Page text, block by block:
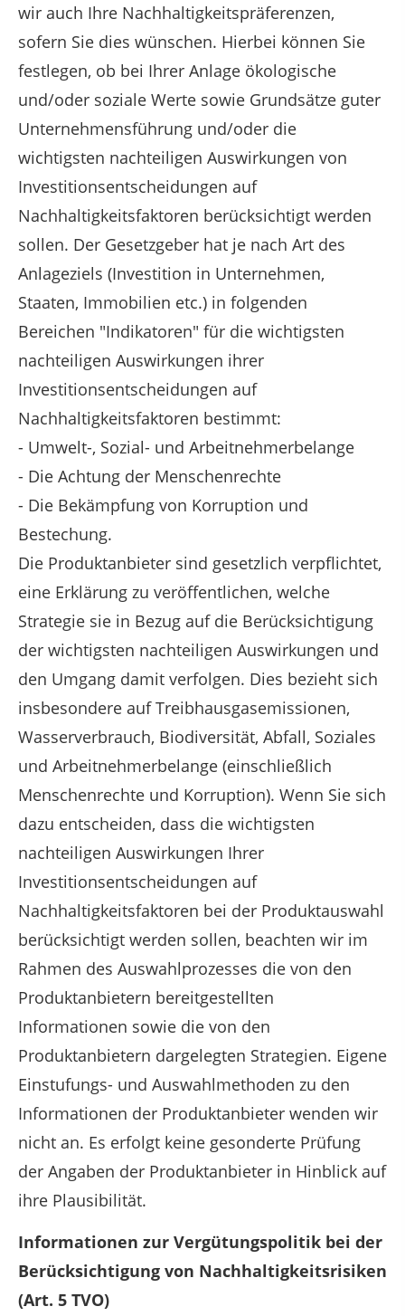
wir auch Ihre Nachhaltigkeitspräferenzen,
sofern Sie dies wünschen. Hierbei können Sie
festlegen, ob bei Ihrer Anlage ökologische
und/oder soziale Werte sowie Grundsätze guter
Unternehmensführung und/oder die
wichtigsten nachteiligen Auswirkungen von
Investitionsentscheidungen auf
Nachhaltigkeitsfaktoren berücksichtigt werden
sollen. Der Gesetzgeber hat je nach Art des
Anlageziels (Investition in Unternehmen,
Staaten, Immobilien etc.) in folgenden
Bereichen "Indikatoren" für die wichtigsten
nachteiligen Auswirkungen ihrer
Investitionsentscheidungen auf
Nachhaltigkeitsfaktoren bestimmt:
- Umwelt-, Sozial- und Arbeitnehmerbelange
- Die Achtung der Menschenrechte
- Die Bekämpfung von Korruption und
Bestechung.
Die Produktanbieter sind gesetzlich verpflichtet,
eine Erklärung zu veröffentlichen, welche
Strategie sie in Bezug auf die Berücksichtigung
der wichtigsten nachteiligen Auswirkungen und
den Umgang damit verfolgen. Dies bezieht sich
insbesondere auf Treibhausgasemissionen,
Wasserverbrauch, Biodiversität, Abfall, Soziales
und Arbeitnehmerbelange (einschließlich
Menschenrechte und Korruption). Wenn Sie sich
dazu entscheiden, dass die wichtigsten
nachteiligen Auswirkungen Ihrer
Investitionsentscheidungen auf
Nachhaltigkeitsfaktoren bei der Produktauswahl
berücksichtigt werden sollen, beachten wir im
Rahmen des Auswahlprozesses die von den
Produktanbietern bereitgestellten
Informationen sowie die von den
Produktanbietern dargelegten Strategien. Eigene
Einstufungs- und Auswahlmethoden zu den
Informationen der Produktanbieter wenden wir
nicht an. Es erfolgt keine gesonderte Prüfung
der Angaben der Produktanbieter in Hinblick auf
ihre Plausibilität.
Informationen zur Vergütungspolitik bei der
Berücksichtigung von Nachhaltigkeitsrisiken
(Art. 5 TVO)